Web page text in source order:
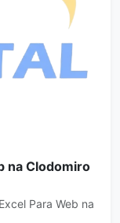
na Clodomiro
Para Web na